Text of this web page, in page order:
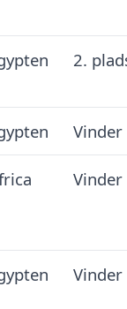
2.
Vinder
Vinder
Vinder